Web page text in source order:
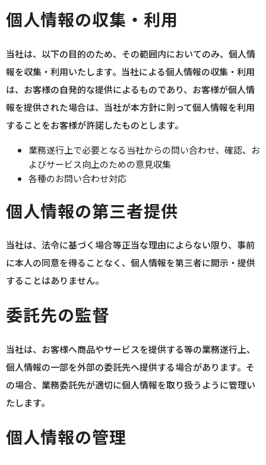
個人情報の収集・利用
当社は、以下の目的のため、その範囲内においてのみ、個人情
報を収集・利用いたします。当社による個人情報の収集・利用
は、お客様の自発的な提供によるものであり、お客様が個人情
報を提供された場合は、当社が本方針に則って個人情報を利用
することをお客様が許諾したものとします。
業務遂行上で必要となる当社からの問い合わせ、確認、お
よびサービス向上のための意見収集
各種のお問い合わせ対応
個人情報の第三者提供
当社は、法令に基づく場合等正当な理由によらない限り、事前
に本人の同意を得ることなく、個人情報を第三者に開示・提供
することはありません。
委託先の監督
当社は、お客様へ商品やサービスを提供する等の業務遂行上、
個人情報の一部を外部の委託先へ提供する場合があります。そ
の場合、業務委託先が適切に個人情報を取り扱うように管理い
たします。
個人情報の管理